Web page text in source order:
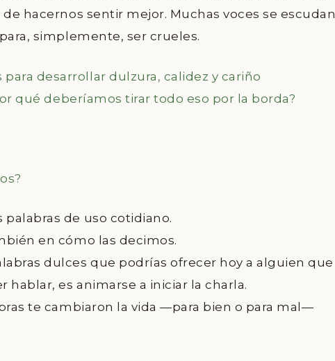
hacernos sentir mejor. Muchas voces se escudan
simplemente, ser crueles.
desarrollar dulzura, calidez y cariño
qué deberíamos tirar todo eso por la borda?
de uso cotidiano.
en cómo las decimos.
dulces que podrías ofrecer hoy a alguien que
es animarse a iniciar la charla.
te cambiaron la vida —para bien o para mal—